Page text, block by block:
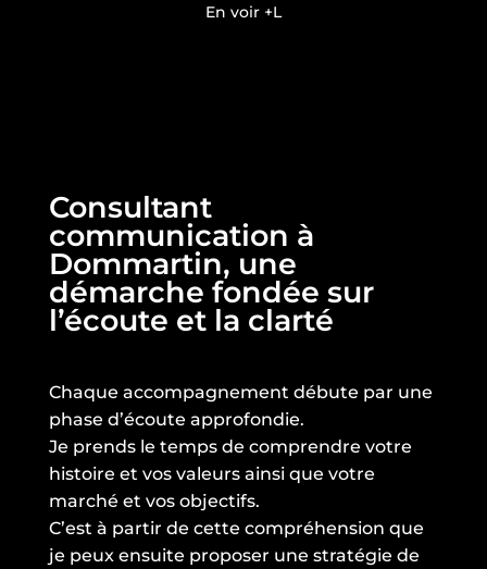
En voir +
Consultant
communication à
Dommartin, une
démarche fondée sur
l’écoute et la clarté
Chaque accompagnement débute par une
phase d’écoute approfondie.
Je prends le temps de comprendre votre
histoire et vos valeurs ainsi que votre
marché et vos objectifs.
C’est à partir de cette compréhension que
je peux ensuite proposer une stratégie de